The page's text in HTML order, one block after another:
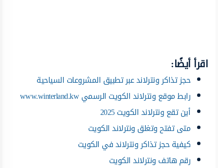
اقرأ أيضًا:
حجز تذاكر ونترلاند عبر تطبيق المشروعات السياحية
رابط موقع ونترلاند الكويت الرسمي www.winterland.kw
أين تقع ونترلاند الكويت 2025
متى تفتح وتغلق ونترلاند الكويت
كيفية حجز تذاكر ونترلاند في الكويت
رقم هاتف ونترلاند الكويت